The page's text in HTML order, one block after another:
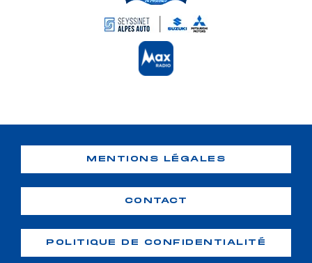
MENTIONS LÉGALES
CONTACT
POLITIQUE DE CONFIDENTIALITÉ